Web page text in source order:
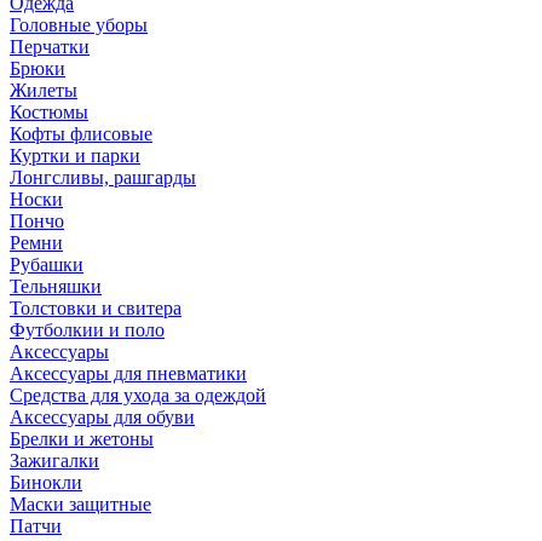
Головные уборы
Перчатки
Брюки
Жилеты
Костюмы
Кофты флисовые
Куртки и парки
Лонгсливы, рашгарды
Носки
Пончо
Ремни
Рубашки
Тельняшки
Толстовки и свитера
Футболкии и поло
Аксессуары
Аксессуары для пневматики
Средства для ухода за одеждой
Аксессуары для обуви
Брелки и жетоны
Зажигалки
Бинокли
Маски защитные
Патчи